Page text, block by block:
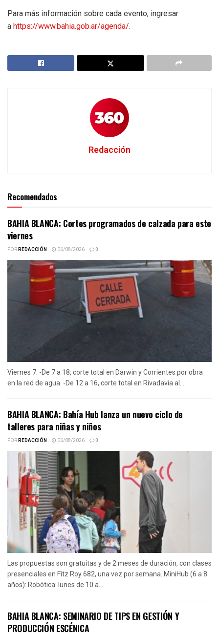
Para más información sobre cada evento, ingresar
a https://www.bahia.gob.ar/agenda/.
Redacción
Recomendados
BAHIA BLANCA: Cortes programados de calzada para este
viernes
PORREDACCIÓN 06/08/2026 0
Viernes 7: -De 7 a 18, corte total en Darwin y Corrientes por obra
en la red de agua. -De 12 a 16, corte total en Rivadavia al...
BAHIA BLANCA: Bahía Hub lanza un nuevo ciclo de
talleres para niñas y niños
PORREDACCIÓN 06/08/2026 0
Las propuestas son gratuitas y de 2 meses de duración, con clases
presenciales en Fitz Roy 682, una vez por semana. MiniHub (6 a 8
años): Robótica: lunes de 10 a...
BAHIA BLANCA: SEMINARIO DE TIPS EN GESTIÓN Y
PRODUCCIÓN ESCÉNICA